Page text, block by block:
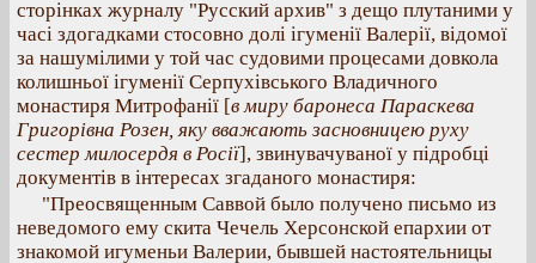
сторінках журналу "Русский архив" з дещо плутаними у
часі здогадками стосовно долі ігуменії Валерії, відомої
за нашумілими у той час судовими процесами довкола
колишньої ігуменії Серпухівського Владичного
монастиря Митрофанії [в миру баронеса Параскева
Григорівна Розен, яку вважають засновницею руху
сестер милосердя в Росії], звинувачуваної у підробці
документів в інтересах згаданого монастиря:
"Преосвященным Саввой было получено письмо из
неведомого ему скита Чечель Херсонской епархии от
знакомой игуменьи Валерии, бывшей настоятельницы